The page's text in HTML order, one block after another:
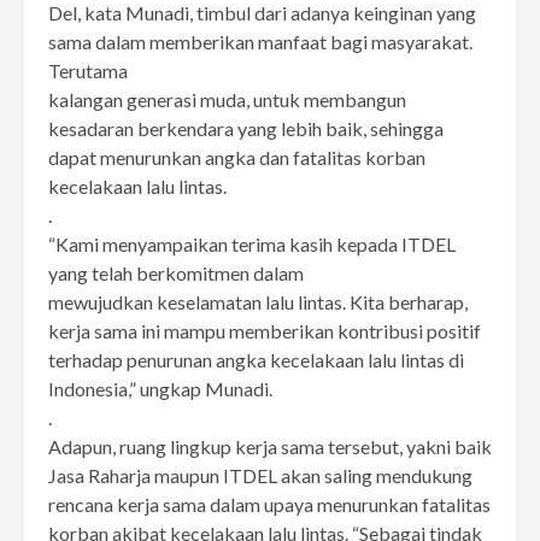
Del, kata Munadi, timbul dari adanya keinginan yang
sama dalam memberikan manfaat bagi masyarakat.
Terutama
kalangan generasi muda, untuk membangun
kesadaran berkendara yang lebih baik, sehingga
dapat menurunkan angka dan fatalitas korban
kecelakaan lalu lintas.
.
“Kami menyampaikan terima kasih kepada ITDEL
yang telah berkomitmen dalam
mewujudkan keselamatan lalu lintas. Kita berharap,
kerja sama ini mampu memberikan kontribusi positif
terhadap penurunan angka kecelakaan lalu lintas di
Indonesia,” ungkap Munadi.
.
Adapun, ruang lingkup kerja sama tersebut, yakni baik
Jasa Raharja maupun ITDEL akan saling mendukung
rencana kerja sama dalam upaya menurunkan fatalitas
korban akibat kecelakaan lalu lintas. “Sebagai tindak